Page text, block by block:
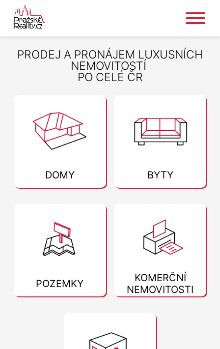
PRODEJ A PRONÁJEM LUXUSNÍCH
NEMOVITOSTÍ
PO CELÉ ČR
DOMY BYTY
POZEMKY
KOMERČNÍ
NEMOVITOSTI